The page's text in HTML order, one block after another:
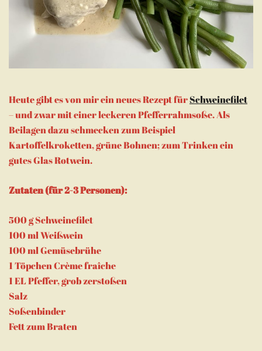
Heute gibt es von mir ein neues Rezept fürSchweinefilet
– und zwar mit einer leckeren Pfefferrahmsoße. Als
Beilagen dazu schmecken zum Beispiel
Kartoffelkroketten, grüne Bohnen; zum Trinken ein
gutes Glas Rotwein.
Zutaten (für 2-3 Personen):
500 g Schweinefilet
100 ml Weißwein
100 ml Gemüsebrühe
1 Töpchen Crème fraîche
1 EL Pfeffer, grob zerstoßen
Salz
Soßenbinder
Fett zum Braten